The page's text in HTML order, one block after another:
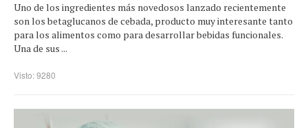
Uno de los ingredientes más novedosos lanzado recientemente
son los betaglucanos de cebada, producto muy interesante tanto
para los alimentos como para desarrollar bebidas funcionales.
Una de sus ...
Visto: 9280